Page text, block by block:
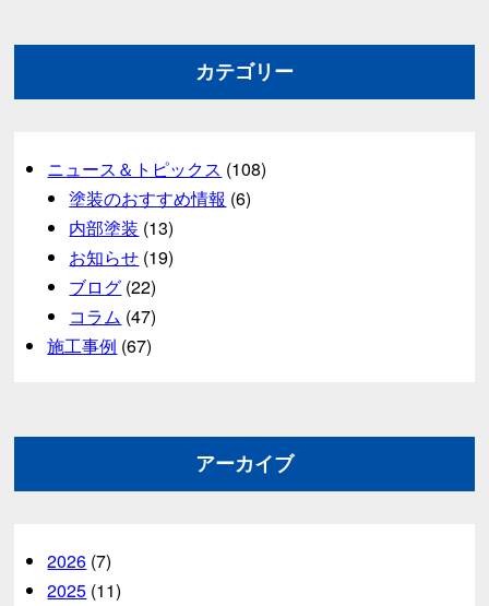
カテゴリー
ニュース＆トピックス (108)
塗装のおすすめ情報 (6)
内部塗装 (13)
お知らせ (19)
ブログ (22)
コラム (47)
施工事例 (67)
アーカイブ
2026 (7)
2025 (11)